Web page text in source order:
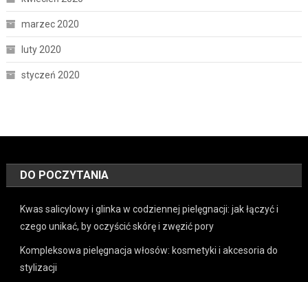
marzec 2020
luty 2020
styczeń 2020
DO POCZYTANIA
Kwas salicylowy i glinka w codziennej pielęgnacji: jak łączyć i
czego unikać, by oczyścić skórę i zwęzić pory
Kompleksowa pielęgnacja włosów: kosmetyki i akcesoria do
stylizacji